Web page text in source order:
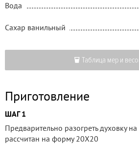
Вода
Сахар ванильный
Таблица мер и
Приготовление
ШАГ 1
Предварительно разогреть духовку
рассчитан на форму 20Х20